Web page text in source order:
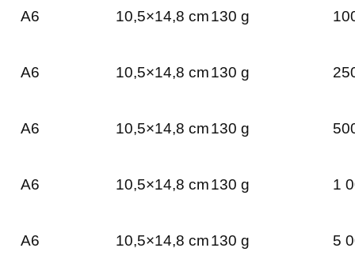
A6 10,5×14,8 cm130 g
A6 10,5×14,8 cm130 g
A6 10,5×14,8 cm130 g
A6 10,5×14,8 cm130 g 1
A6 10,5×14,8 cm130 g 5